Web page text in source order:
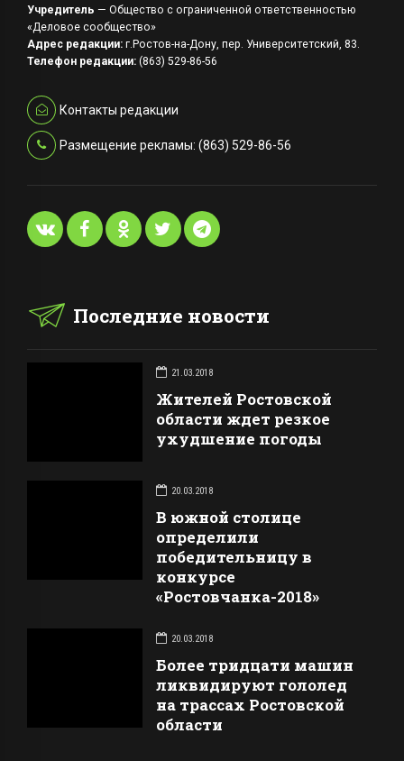
Учредитель — Общество с ограниченной ответственностью
«Деловое сообщество»
Адрес редакции: г.Ростов-на-Дону, пер. Университетский, 83.
Телефон редакции: (863) 529-86-56
Контакты редакции
Размещение рекламы: (863) 529-86-56
Последние новости
21.03.2018
Жителей Ростовской
области ждет резкое
ухудшение погоды
20.03.2018
В южной столице
определили
победительницу в
конкурсе
«Ростовчанка-2018»
20.03.2018
Более тридцати машин
ликвидируют гололед
на трассах Ростовской
области